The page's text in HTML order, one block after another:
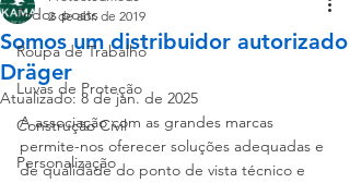
Todos posts
Roupa de Trabalho
Luvas de Proteção
Construção Civil
Personalização
Somos um distribuidor autorizado
Dräger
2 de abr. de 2019
Atualizado: 8 de jan. de 2025
A associação com as grandes marcas
permite-nos oferecer soluções adequadas e
de qualidade do ponto de vista técnico e